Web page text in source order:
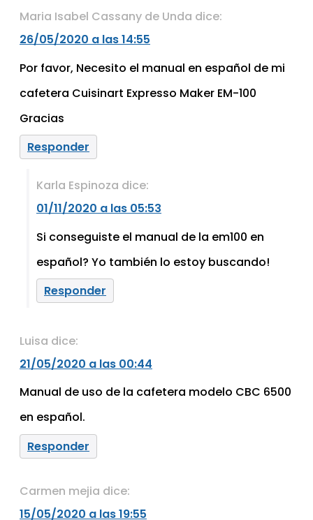
Maria Isabel Cassany de Unda dice:
26/05/2020 a las 14:55
Por favor, Necesito el manual en español de mi
cafetera Cuisinart Expresso Maker EM-100
Gracias
Responder
Karla Espinoza dice:
01/11/2020 a las 05:53
Si conseguiste el manual de la em100 en
español? Yo también lo estoy buscando!
Responder
Luisa dice:
21/05/2020 a las 00:44
Manual de uso de la cafetera modelo CBC 6500
en español.
Responder
Carmen mejia dice:
15/05/2020 a las 19:55